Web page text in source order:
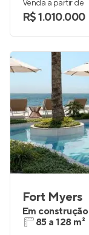
Venda a partir de
R$ 1.010.000
Fort Myers
Em construção
85 a 128 m²